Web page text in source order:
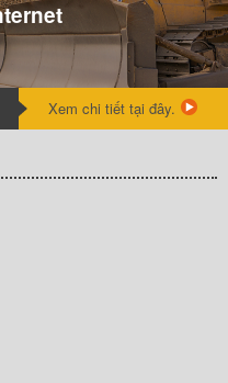
Xem chi tiết tại đây.